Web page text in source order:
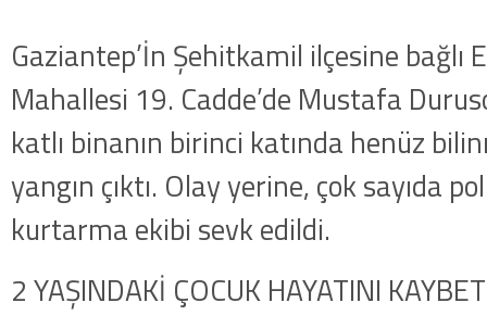
Gaziantep’İn Şehitkamil ilçesine bağlı
Mahallesi 19. Cadde’de Mustafa
katlı binanın birinci katında henüz
yangın çıktı. Olay yerine, çok sayıda
kurtarma ekibi sevk edildi.
2 YAŞINDAKİ ÇOCUK HAYATINI